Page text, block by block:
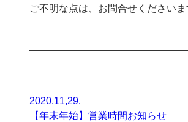
ご不明な点は、お問合せくださいま
2020,11,29.
【年末年始】営業時間お知らせ